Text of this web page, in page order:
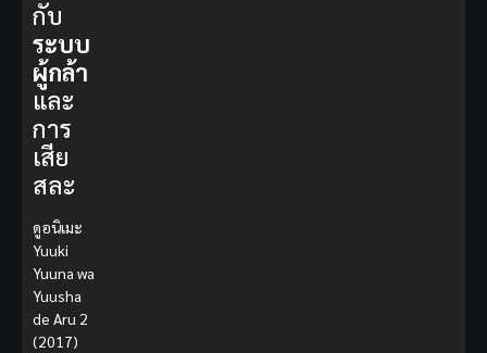
กับ
ระบบ
ผู้กล้า
และ
การ
เสีย
สละ
ดูอนิเมะ
Yuuki
Yuuna wa
Yuusha
de Aru 2
(2017)